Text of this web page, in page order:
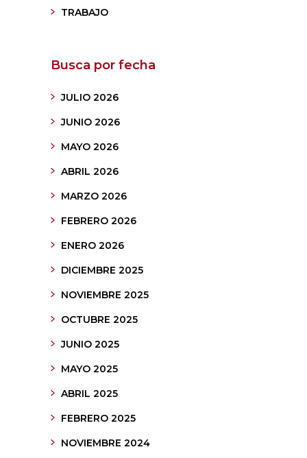
TRABAJO
Busca por fecha
JULIO 2026
JUNIO 2026
MAYO 2026
ABRIL 2026
MARZO 2026
FEBRERO 2026
ENERO 2026
DICIEMBRE 2025
NOVIEMBRE 2025
OCTUBRE 2025
JUNIO 2025
MAYO 2025
ABRIL 2025
FEBRERO 2025
NOVIEMBRE 2024